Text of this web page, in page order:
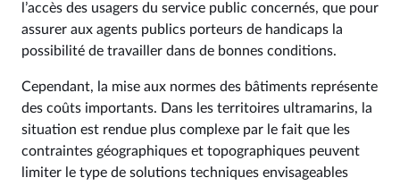
l’accès des usagers du service public concernés, que pour
assurer aux agents publics porteurs de handicaps la
possibilité de travailler dans de bonnes conditions.
Cependant, la mise aux normes des bâtiments représente
des coûts importants. Dans les territoires ultramarins, la
situation est rendue plus complexe par le fait que les
contraintes géographiques et topographiques peuvent
limiter le type de solutions techniques envisageables